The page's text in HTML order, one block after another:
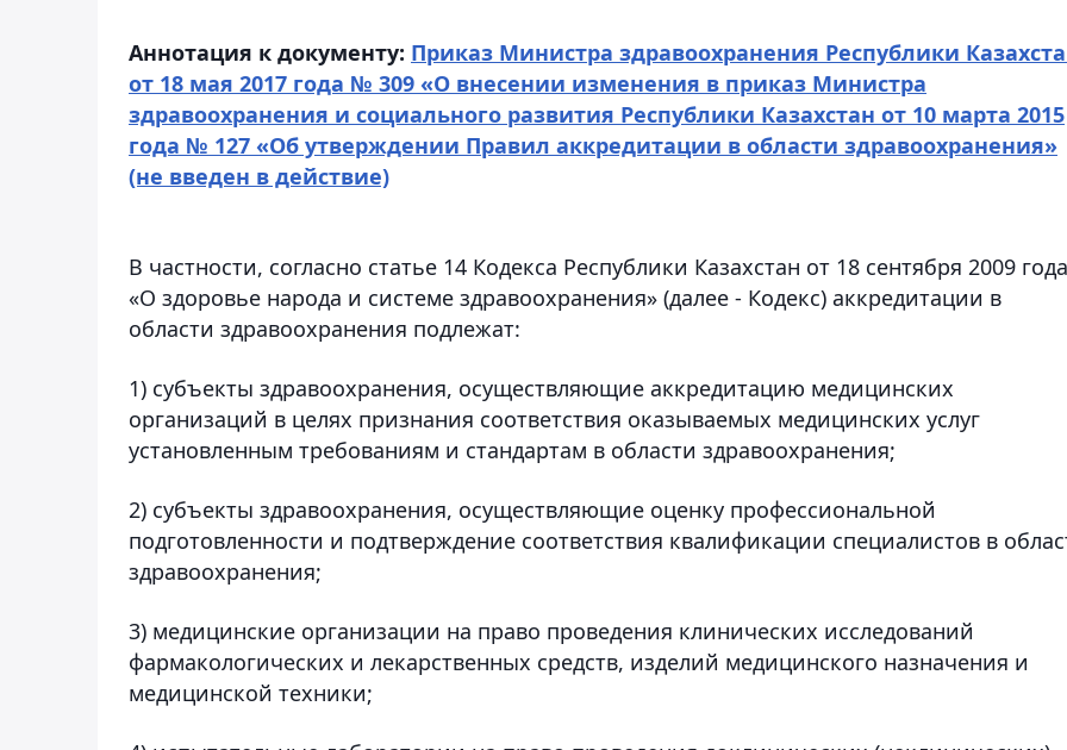
Аннотация к документу: Приказ Министра здравоохранения Республики
от 18 мая 2017 года № 309 «О внесении изменения в приказ Министра
здравоохранения и социального развития Республики Казахстан от 10 марта 2015
года № 127 «Об утверждении Правил аккредитации в области здравоохранения»
(не введен в действие)
В частности, согласно статье 14 Кодекса Республики Казахстан от 18 сентября 2009 года
«О здоровье народа и системе здравоохранения» (далее - Кодекс) аккредитации в
области здравоохранения подлежат:
1) субъекты здравоохранения, осуществляющие аккредитацию медицинских
организаций в целях признания соответствия оказываемых медицинских услуг
установленным требованиям и стандартам в области здравоохранения;
2) субъекты здравоохранения, осуществляющие оценку профессиональной
подготовленности и подтверждение соответствия квалификации специалистов в
здравоохранения;
3) медицинские организации на право проведения клинических исследований
фармакологических и лекарственных средств, изделий медицинского назначения и
медицинской техники;